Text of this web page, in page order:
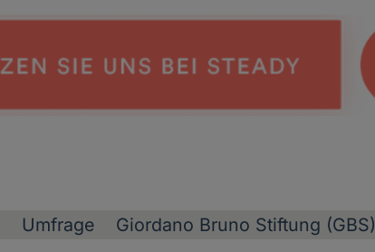
Umfrage Giordano Bruno Stiftung (GBS)